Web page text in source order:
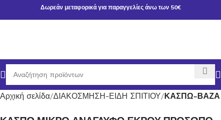
Δωρεάν μεταφορικά για παραγγελίες άνω των 50€
Αρχική σελίδα ΔΙΑΚΟΣΜΗΣΗ-ΕΙΔΗ ΣΠΙΤΙΟΥ ΚΑΣΠΩ-ΒΑΖΑ